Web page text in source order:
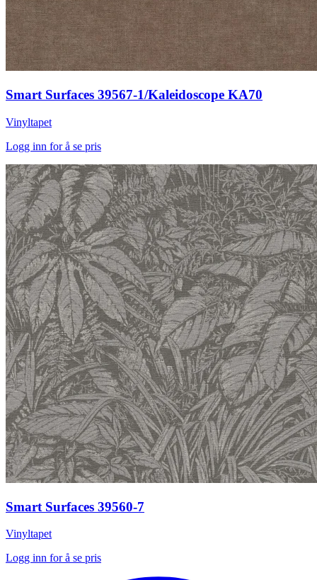
Smart Surfaces 39567-1/Kaleidoscope KA70
Vinyltapet
Logg inn for å se pris
Smart Surfaces 39560-7
Vinyltapet
Logg inn for å se pris